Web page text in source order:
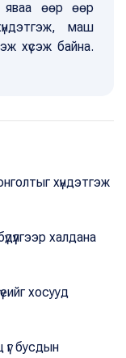
өөр өөр
маш
хүсэж байна.
хүндэтгэж
халдана
хосууд
үг бусдын